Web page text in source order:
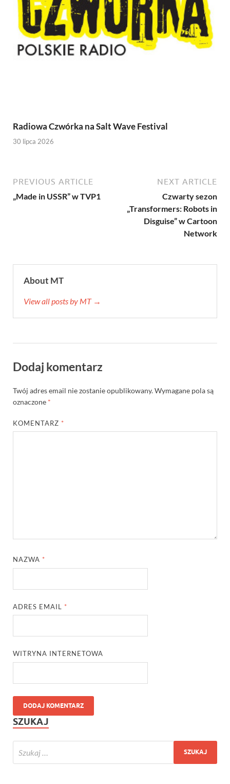
Radiowa Czwórka na Salt Wave Festival
30 lipca 2026
PREVIOUS ARTICLE
„Made in USSR” w TVP1
NEXT ARTICLE
Czwarty sezon
„Transformers: Robots in
Disguise” w Cartoon
Network
About MT
View all posts by MT →
Dodaj komentarz
Twój adres email nie zostanie opublikowany.Wymagane pola są
oznaczone *
KOMENTARZ *
NAZWA *
ADRES EMAIL *
WITRYNA INTERNETOWA
SZUKAJ